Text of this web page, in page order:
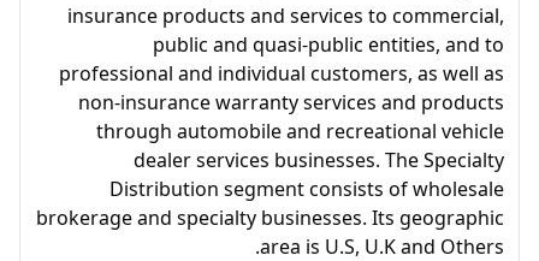
insurance products and services to commercial,
public and quasi-public entities, and to
professional and individual customers, as well as
non-insurance warranty services and products
through automobile and recreational vehicle
dealer services businesses. The Specialty
Distribution segment consists of wholesale
brokerage and specialty businesses. Its geographic
area is U.S, U.K and Others.